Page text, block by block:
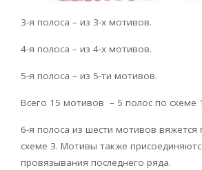
3-я полоса – из 3-х мотивов.
4-я полоса – из 4-х мотивов.
5-я полоса – из 5-ти мотивов.
Всего 15 мотивов – 5 полос по схеме
6-я полоса из шести мотивов
схеме 3. Мотивы также
провязывания последнего ряда.